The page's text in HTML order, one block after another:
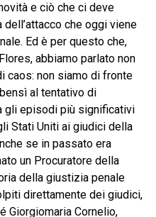
e ciò che ci deve
che oggi viene
Ed è per questo che,
abbiamo parlato non
caos: non siamo di fronte
al tentativo di
gli episodi più significativi
Stati Uniti ai giudici della
se in passato era
un Procuratore della
della giustizia penale
direttamente dei giudici,
Giorgiomaria Cornelio,